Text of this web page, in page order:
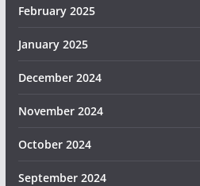
February 2025
January 2025
December 2024
November 2024
October 2024
September 2024